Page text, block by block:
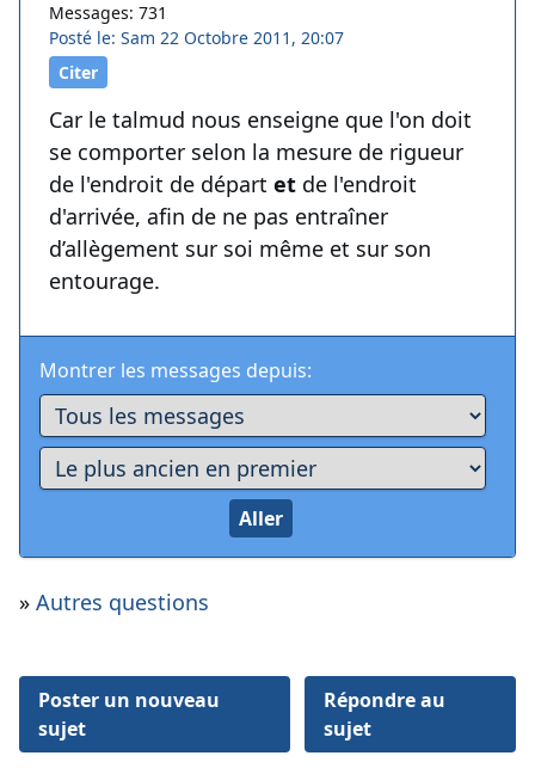
Messages: 731
Posté le: Sam 22 Octobre 2011, 20:07
Citer
Car le talmud nous enseigne que l'on doit
se comporter selon la mesure de rigueur
de l'endroit de départ et de l'endroit
d'arrivée, afin de ne pas entraîner
d’allègement sur soi même et sur son
entourage.
Montrer les messages depuis:
» Autres questions
Poster un nouveau
sujet
Répondre au
sujet